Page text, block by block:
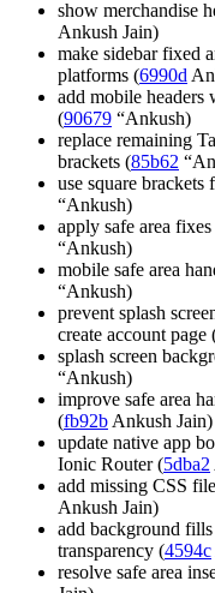
show merchandise
Ankush Jain)
make sidebar fixed
platforms (6990d
add mobile headers
(90679 “Ankush)
replace remaining
brackets (85b62
use square
“Ankush)
apply safe area
“Ankush)
mobile safe area
“Ankush)
prevent splash
create account
splash screen
“Ankush)
improve safe area
(fb92b Ankush Jain)
update native app
Ionic Router (5dba2
add missing CSS
Ankush Jain)
add background
transparency (4594c
resolve safe area